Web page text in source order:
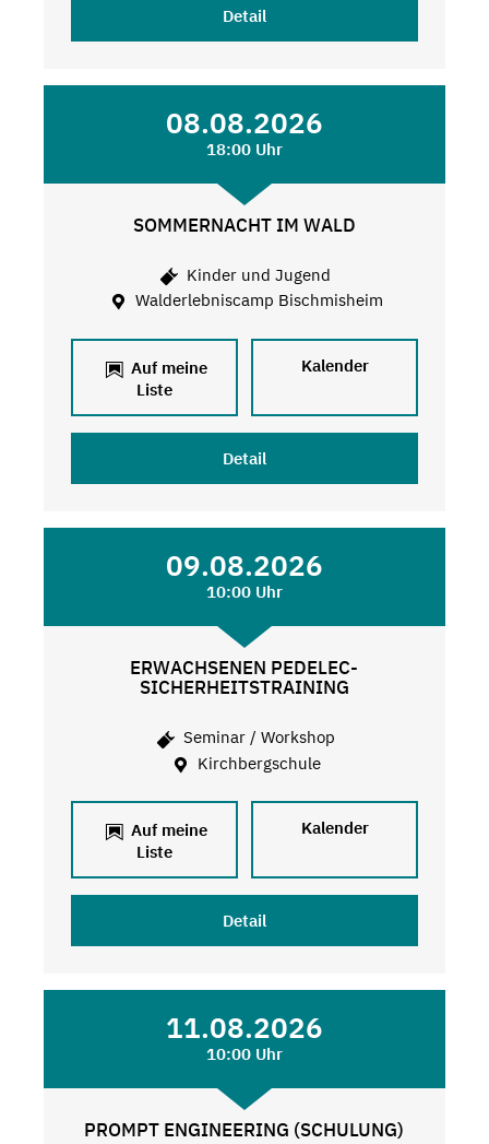
Detail
08.08.2026
18:00 Uhr
SOMMERNACHT IM WALD
Kinder und Jugend
Walderlebniscamp Bischmisheim
Auf meine
Liste
Kalender
Detail
09.08.2026
10:00 Uhr
ERWACHSENEN PEDELEC-
SICHERHEITSTRAINING
Seminar / Workshop
Kirchbergschule
Auf meine
Liste
Kalender
Detail
11.08.2026
10:00 Uhr
PROMPT ENGINEERING (SCHULUNG)